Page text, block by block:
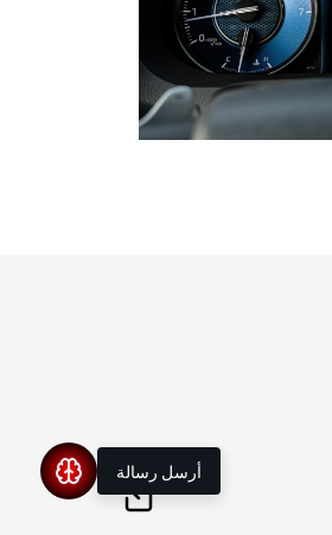
أرسل رسالة